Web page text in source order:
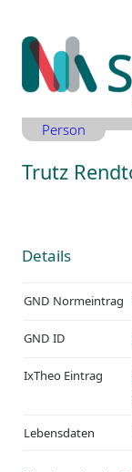
Inhalt
springen
Person
Trutz
Details
GND Normeintrag
GND ID
IxTheo Eintrag
Lebensdaten